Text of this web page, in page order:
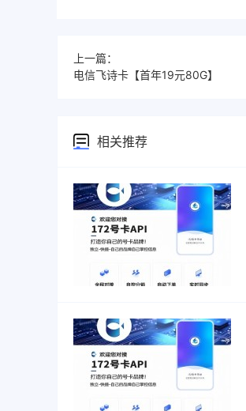
上一篇：
电信飞诗卡【首年19元80G】
相关推荐